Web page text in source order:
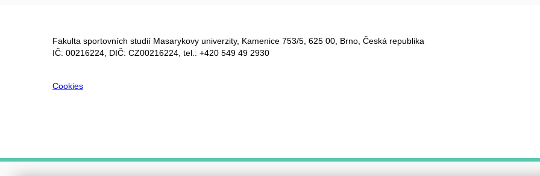
Fakulta sportovních studií Masarykovy univerzity, Kamenice 753/5​, 625 00, Brno, Česká republika
IČ: 00216224, DIČ: CZ00216224, tel.: +420 549 49 2930
Cookies